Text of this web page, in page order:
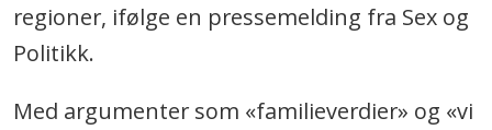
regioner, ifølge en pressemelding fra Sex og
Politikk.
Med argumenter som «familieverdier» og «vi